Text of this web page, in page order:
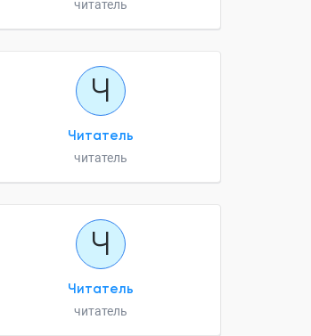
читатель
Ч
Читатель
читатель
Ч
Читатель
читатель